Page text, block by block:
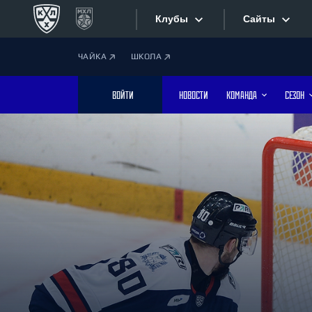
Клубы
Дивизион Боброва
Лада
Торпедо
ХК Сочи
Дивизион Тарасова
Динамо Мн
Динамо М
Сайты
Хайлайты
Текстовые
Фотобанк
ЧАЙКА ШКОЛА
ВОЙТИ НОВОСТИ КОМАНДА СЕЗОН